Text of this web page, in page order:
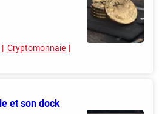
Cryptomonnaie
et son dock